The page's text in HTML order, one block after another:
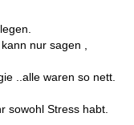
nur sagen ,
..alle waren so nett.
sowohl Stress habt.